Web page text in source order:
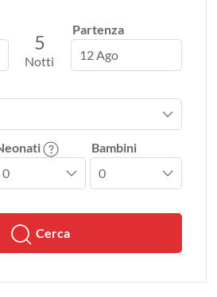
5
Notti
Partenza
12 Ago
Bambini
Cerca